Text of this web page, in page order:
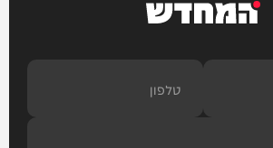
המחדש